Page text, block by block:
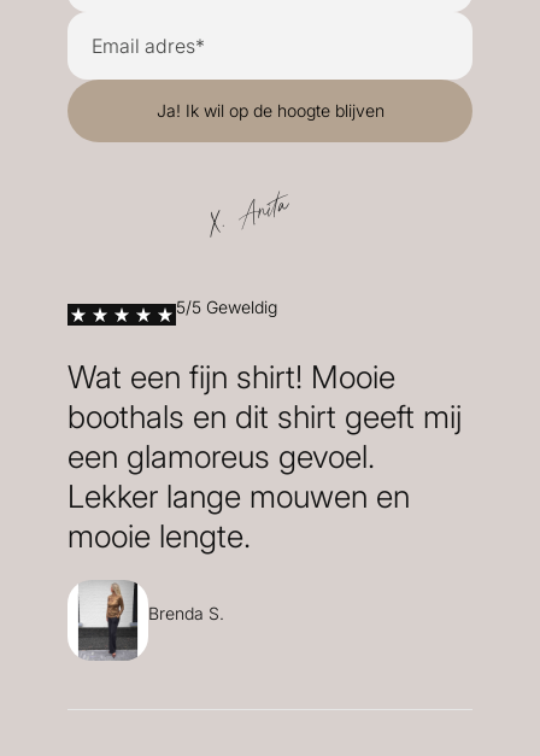
X. Anita
5/5 Geweldig
Wat een fijn shirt! Mooie
boothals en dit shirt geeft mij
een glamoreus gevoel.
Lekker lange mouwen en
mooie lengte.
Brenda S.